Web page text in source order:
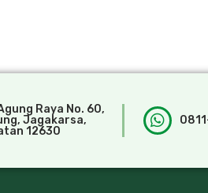
Raya No. 60,
Jagakarsa,
12630